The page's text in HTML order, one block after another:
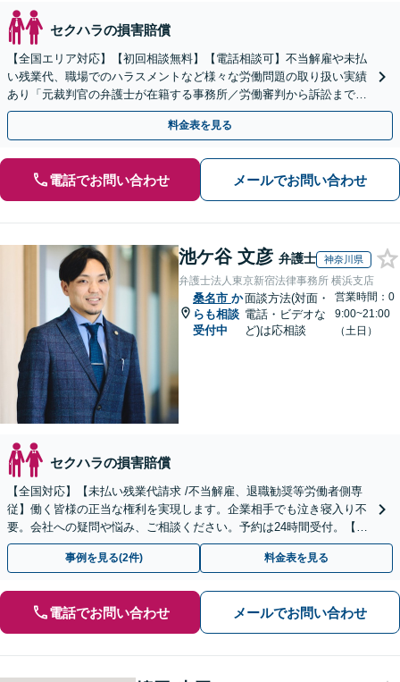
セクハラの損害賠償
【全国エリア対応】【初回相談無料】【電話相談可】不当解雇や未払
い残業代、職場でのハラスメントなど様々な労働問題の取り扱い実績
あり「元裁判官の弁護士が在籍する事務所／労働審判から訴訟まで、
裁判官経験を活かした最適な戦略を立案」
料金表を見る
電話でお問い合わせ メールでお問い合わせ
池ケ谷 文彦 弁護士 神奈川県
弁護士法人東京新宿法律事務所 横浜支店
桑名市 か
らも相談
受付中
面談方法(対面・
電話・ビデオな
ど)は応相談
営業時間：0
9:00~21:00
（土日）
セクハラの損害賠償
【全国対応】【未払い残業代請求 /不当解雇、退職勧奨等労働者側専
従】働く皆様の正当な権利を実現します。企業相手でも泣き寝入り不
要。会社への疑問や悩み、ご相談ください。予約は24時間受付。【初
回面談無料】【夜間・休日対応可】
事例を見る(2件) 料金表を見る
電話でお問い合わせ メールでお問い合わせ